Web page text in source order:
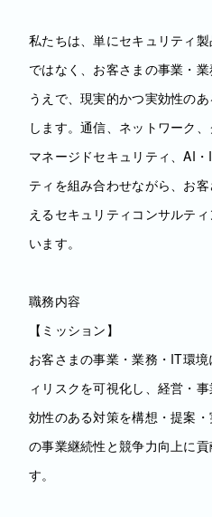
私たちは、単にセキュリティ
ではなく、お客さまの事業・
うえで、現実的かつ実効性の
します。通信、ネットワーク
マネージドセキュリティ、AI
ティを組み合わせながら、お
えるセキュリティコンサルテ
います。
職務内容
【ミッション】
お客さまの事業・業務・IT環
ィリスクを可視化し、経営・
効性のある対策を構想・提案
の事業継続性と競争力向上に
す。